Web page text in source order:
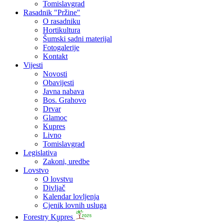
Tomislavgrad
Rasadnik "Pržine"
O rasadniku
Hortikultura
Šumski sadni materijal
Fotogalerije
Kontakt
Vijesti
Novosti
Obavijesti
Javna nabava
Bos. Grahovo
Drvar
Glamoc
Kupres
Livno
Tomislavgrad
Legislativa
Zakoni, uredbe
Lovstvo
O lovstvu
Divljač
Kalendar lovljenja
Cjenik lovnih usluga
Forestry Kupres